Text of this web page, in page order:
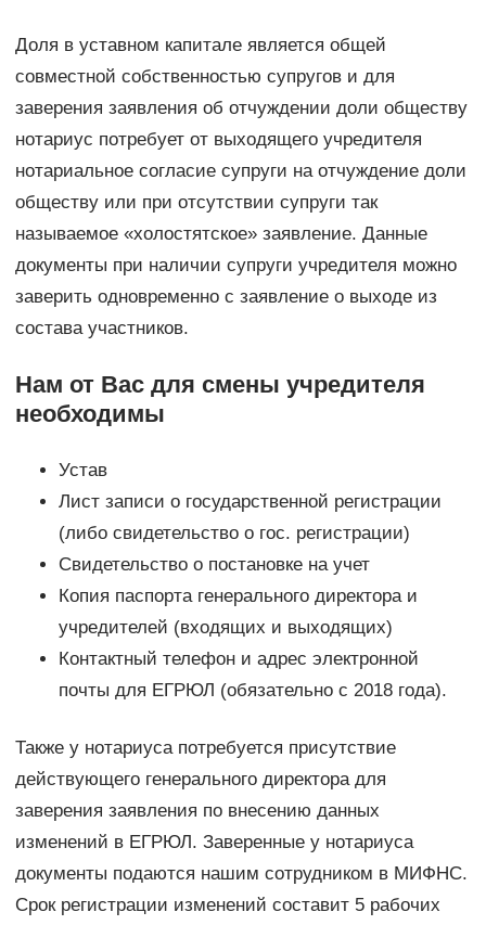
Доля в уставном капитале является общей
совместной собственностью супругов и для
заверения заявления об отчуждении доли обществу
нотариус потребует от выходящего учредителя
нотариальное согласие супруги на отчуждение доли
обществу или при отсутствии супруги так
называемое «холостятское» заявление. Данные
документы при наличии супруги учредителя можно
заверить одновременно с заявление о выходе из
состава участников.
Нам от Вас для смены учредителя
необходимы
Устав
Лист записи о государственной регистрации
(либо свидетельство о гос. регистрации)
Свидетельство о постановке на учет
Копия паспорта генерального директора и
учредителей (входящих и выходящих)
Контактный телефон и адрес электронной
почты для ЕГРЮЛ (обязательно с 2018 года).
Также у нотариуса потребуется присутствие
действующего генерального директора для
заверения заявления по внесению данных
изменений в ЕГРЮЛ. Заверенные у нотариуса
документы подаются нашим сотрудником в МИФНС.
Срок регистрации изменений составит 5 рабочих